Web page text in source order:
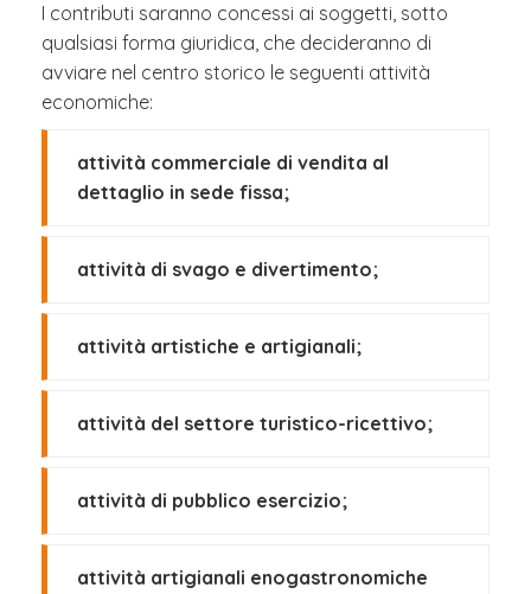
I contributi saranno concessi ai soggetti, sotto
qualsiasi forma giuridica, che decideranno di
avviare nel centro storico le seguenti attività
economiche:
attività commerciale di vendita al
dettaglio in sede fissa;
attività di svago e divertimento;
attività artistiche e artigianali;
attività del settore turistico-ricettivo;
attività di pubblico esercizio;
attività artigianali enogastronomiche